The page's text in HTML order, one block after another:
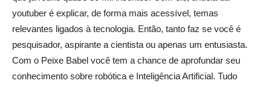
youtuber é explicar, de forma mais acessível, temas
relevantes ligados à tecnologia. Então, tanto faz se você é
pesquisador, aspirante a cientista ou apenas um entusiasta.
Com o Peixe Babel você tem a chance de aprofundar seu
conhecimento sobre robótica e Inteligência Artificial. Tudo